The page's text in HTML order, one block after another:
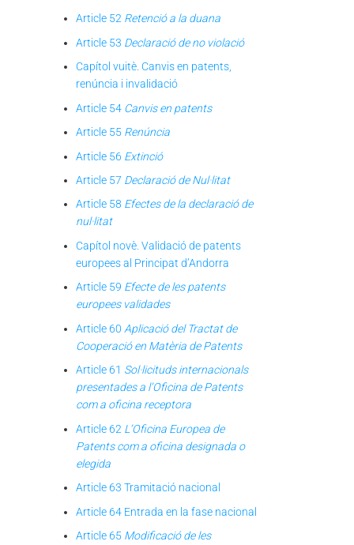
Article 52 Retenció a la duana
Article 53 Declaració de no violació
Capítol vuitè. Canvis en patents,
renúncia i invalidació
Article 54 Canvis en patents
Article 55 Renúncia
Article 56 Extinció
Article 57 Declaració de Nul·litat
Article 58 Efectes de la declaració de
nul·litat
Capítol novè. Validació de patents
europees al Principat d’Andorra
Article 59 Efecte de les patents
europees validades
Article 60 Aplicació del Tractat de
Cooperació en Matèria de Patents
Article 61 Sol·licituds internacionals
presentades a l’Oficina de Patents
com a oficina receptora
Article 62 L’Oficina Europea de
Patents com a oficina designada o
elegida
Article 63 Tramitació nacional
Article 64 Entrada en la fase nacional
Article 65 Modificació de les